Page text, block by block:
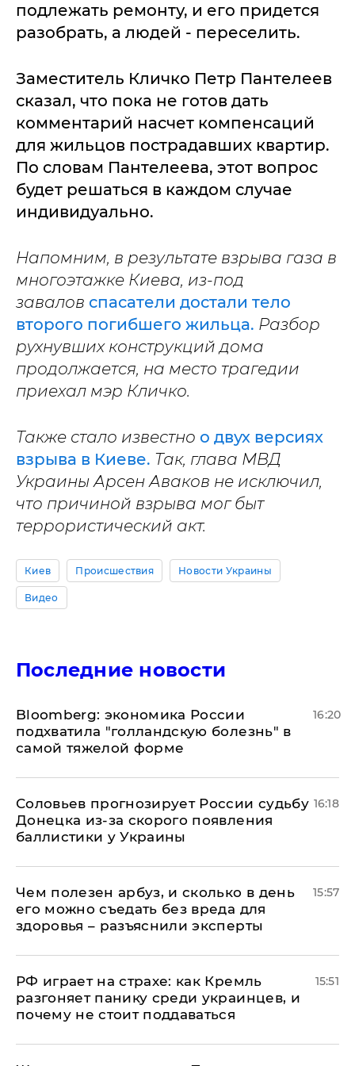
подлежать ремонту, и его придется
разобрать, а людей - переселить.
Заместитель Кличко Петр Пантелеев
сказал, что пока не готов дать
комментарий насчет компенсаций
для жильцов пострадавших квартир.
По словам Пантелеева, этот вопрос
будет решаться в каждом случае
индивидуально.
Напомним, в результате взрыва газа в
многоэтажке Киева, из-под
завалов спасатели достали тело
второго погибшего жильца. Разбор
рухнувших конструкций дома
продолжается, на место трагедии
приехал мэр Кличко.
Также стало известно о двух версиях
взрыва в Киеве. Так, глава МВД
Украины Арсен Аваков не исключил,
что причиной взрыва мог быт
террористический акт.
Киев Происшествия Новости Украины
Видео
Последние новости
Bloomberg: экономика России
подхватила "голландскую болезнь" в
самой тяжелой форме
16:20
Соловьев прогнозирует России судьбу
Донецка из-за скорого появления
баллистики у Украины
16:18
Чем полезен арбуз, и сколько в день
его можно съедать без вреда для
здоровья – разъяснили эксперты
15:57
РФ играет на страхе: как Кремль
разгоняет панику среди украинцев, и
почему не стоит поддаваться
15:51